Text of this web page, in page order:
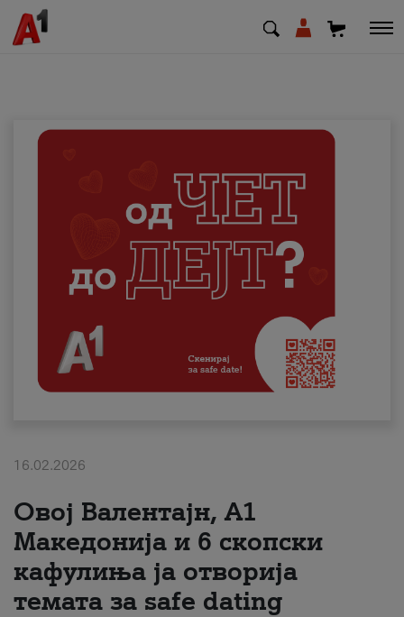
Деловни
Поддршка
Надополни кредит
Плати сметка
#ПодобарОнлајн
16.02.2026
Овој Валентајн, A1
Македонија и 6 скопски
кафулиња ја отворија
темата за safe dating